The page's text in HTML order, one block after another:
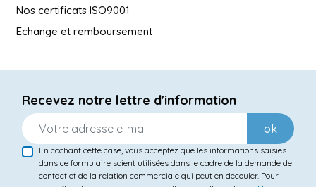
Nos certificats ISO9001
Echange et remboursement
Recevez notre lettre d'information
ok
En cochant cette case, vous acceptez que les informations saisies
dans ce formulaire soient utilisées dans le cadre de la demande de
contact et de la relation commerciale qui peut en découler. Pour